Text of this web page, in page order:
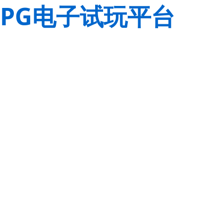
PG电子试玩平台